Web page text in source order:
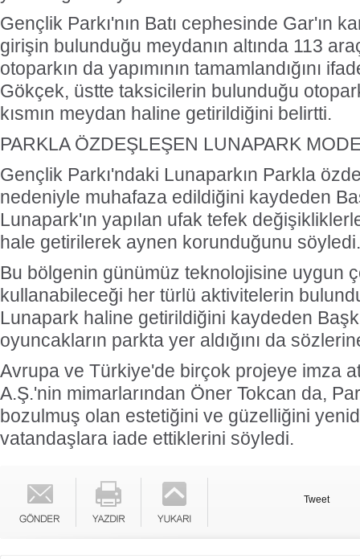
Gençlik Parkı'nın Batı cephesinde Gar'ın
girişin bulunduğu meydanın altında 113
otoparkın da yapımının tamamlandığını
Gökçek, üstte taksicilerin bulunduğu
kısmın meydan haline getirildiğini belirtti.
PARKLA ÖZDEŞLEŞEN LUNAPARK
Gençlik Parkı'ndaki Lunaparkın Parkla
nedeniyle muhafaza edildiğini kaydeden
Lunapark'ın yapılan ufak tefek
hale getirilerek aynen korunduğunu söyledi.
Bu bölgenin günümüz teknolojisine uygun
kullanabileceği her türlü aktivitelerin
Lunapark haline getirildiğini kaydeden
oyuncakların parkta yer aldığını da
Avrupa ve Türkiye'de birçok projeye imza
A.Ş.'nin mimarlarından Öner Tokcan da,
bozulmuş olan estetiğini ve güzelliğini
vatandaşlara iade ettiklerini söyledi.
Tweet